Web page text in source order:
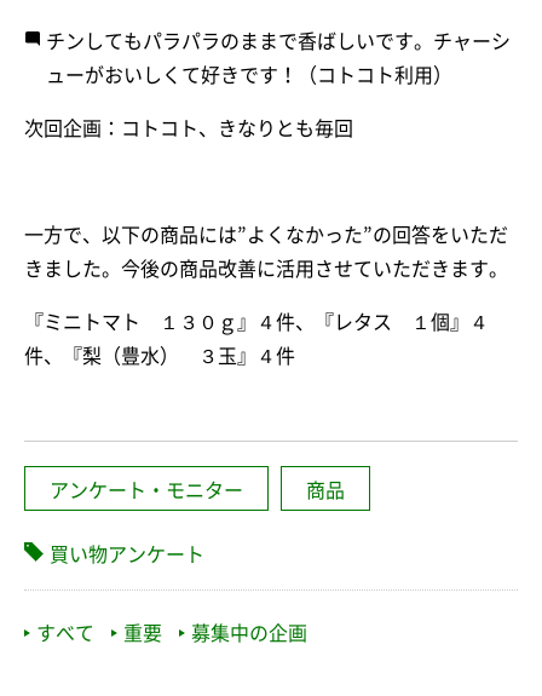
チンしてもパラパラのままで香ばしいです。チャーシ
ューがおいしくて好きです！（コトコト利用）
次回企画：コトコト、きなりとも毎回
一方で、以下の商品には”よくなかった”の回答をいただ
きました。今後の商品改善に活用させていただきます。
『ミニトマト １３０ｇ』４件、『レタス １個』４
件、『梨（豊水） ３玉』４件
アンケート・モニター 商品
買い物アンケート
すべて 重要 募集中の企画